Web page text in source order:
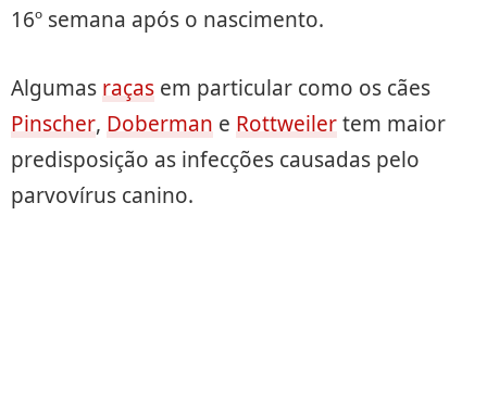
16º semana após o nascimento.
Algumas raças em particular como os cães
Pinscher, Doberman e Rottweilertem maior
predisposição as infecções causadas pelo
parvovírus canino.